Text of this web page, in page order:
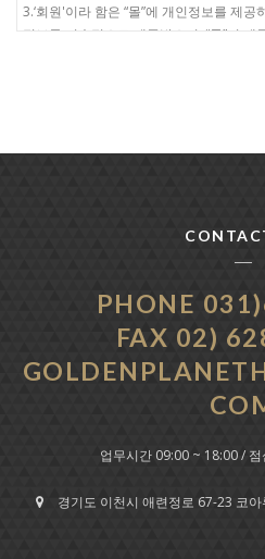
PHONE
FAX 02)
업무시간 09:00 ~ 18:00 /
경기도 이천시 애련정로 67-23 코